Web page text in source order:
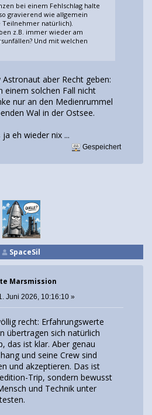
bei einem Fehlschlag halte
gravierend wie allgemein
natürlich).
z.B. immer wieder am
Und mit welchen
aber Recht geben:
einem solchen Fall nicht
nur an den Medienrummel
Wal in der Ostsee.
eh wieder nix ...
Gespeichert
SpaceSil
Marsmission
Juni 2026, 10:16:10 »
recht: Erfahrungswerte
übertragen sich natürlich
das ist klar. Aber genau
und seine Crew sind
und akzeptieren. Das ist
Trip, sondern bewusst
und Technik unter